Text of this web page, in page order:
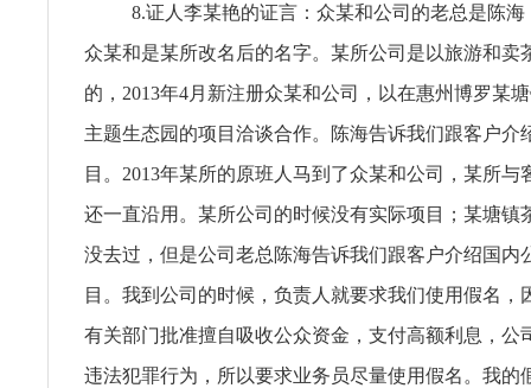
8.证人李某艳的证言：众某和公司的老总是陈
众某和是某所改名后的名字。某所公司是以旅游和卖
的，2013年4月新注册众某和公司，以在惠州博罗某
主题生态园的项目洽谈合作。陈海告诉我们跟客户介
目。2013年某所的原班人马到了众某和公司，某所与
还一直沿用。某所公司的时候没有实际项目；某塘镇
没去过，但是公司老总陈海告诉我们跟客户介绍国内
目。我到公司的时候，负责人就要求我们使用假名，
有关部门批准擅自吸收公众资金，支付高额利息，公
违法犯罪行为，所以要求业务员尽量使用假名。我的